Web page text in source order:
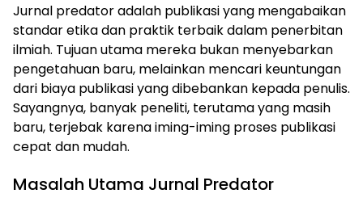
Jurnal predator adalah publikasi yang mengabaikan
standar etika dan praktik terbaik dalam penerbitan
ilmiah. Tujuan utama mereka bukan menyebarkan
pengetahuan baru, melainkan mencari keuntungan
dari biaya publikasi yang dibebankan kepada penulis.
Sayangnya, banyak peneliti, terutama yang masih
baru, terjebak karena iming-iming proses publikasi
cepat dan mudah.
Masalah Utama Jurnal Predator